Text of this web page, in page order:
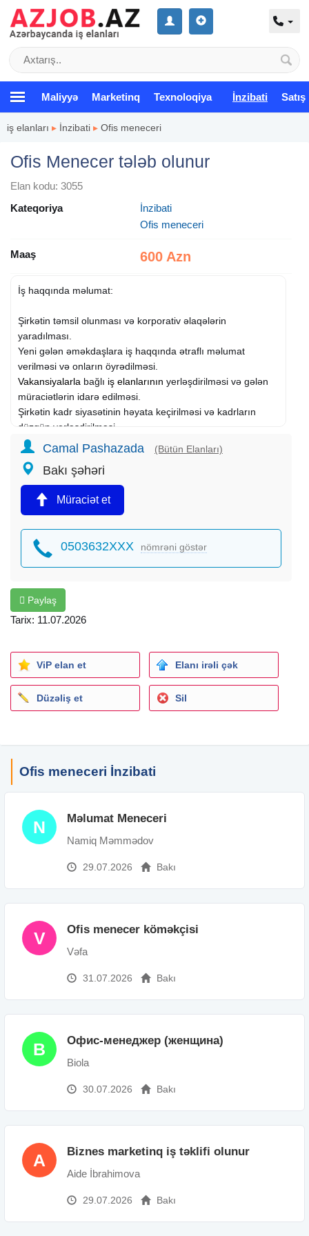
Maliyyə Marketinq Texnoloqiya İnzibati Satış
iş elanları ▸ İnzibati ▸ Ofis meneceri
Ofis Menecer tələb olunur
Elan kodu: 3055
Kateqoriya
İnzibati
Ofis meneceri
Maaş 600 Azn
İş haqqında məlumat:
Şirkətin təmsil olunması və korporativ əlaqələrin
yaradılması.
Yeni gələn əməkdaşlara iş haqqında ətraflı məlumat
verilməsi və onların öyrədilməsi.
Vakansiyalarla bağlı iş elanlarının yerləşdirilməsi və gələn
müraciətlərin idarə edilməsi.
Şirkətin kadr siyasətinin həyata keçirilməsi və kadrların
düzgün yerləşdirilməsi.
İdarəetmə və problemlərin həlli qabiliyyəti ilə işlərin təşkil
Namizəddən tələblər:
Cinsi: Xanım və yaxud Bəylər;
Yaş həddi: 20-45;
Azərbaycan dilində səlis və aydın danışıq bacarığı (İngilis
dili arzuolunandır);
Müvafiq sahə üzrə iş təcrübəsi şirkət tərəfindən öyrədilir.
İş qrafiki:
Həftə içi 5 gün, saat 10:00-17:00.
Şənbə və Bazar istirahət günləridir.
Ünvan: 28may, S. Rəhimov 179A
Camal Pashazada (Bütün Elanları)
Bakı şəhəri
Müraciət et
0503632XXX nömrəni göstər
Paylaş
Tarix: 11.07.2026
ViP elan et Elanı irəli çək
Düzəliş et Sil
Ofis meneceri İnzibati
N Məlumat Meneceri
Namiq Məmmədov
29.07.2026 Bakı
V Ofis menecer köməkçisi
Vəfa
31.07.2026 Bakı
B Офис-менеджер (женщина)
Biola
30.07.2026 Bakı
A Biznes marketinq iş təklifi olunur
Aide İbrahimova
29.07.2026 Bakı